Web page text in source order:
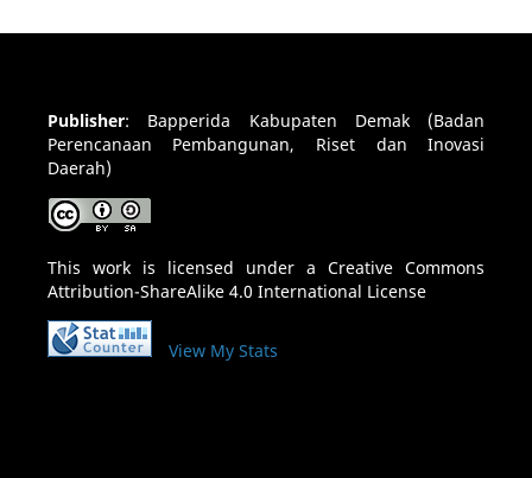
Publisher: Bapperida Kabupaten Demak (Badan
Perencanaan Pembangunan, Riset dan Inovasi
Daerah)
This work is licensed under aCreative Commons
Attribution-ShareAlike 4.0 International License
View My Stats